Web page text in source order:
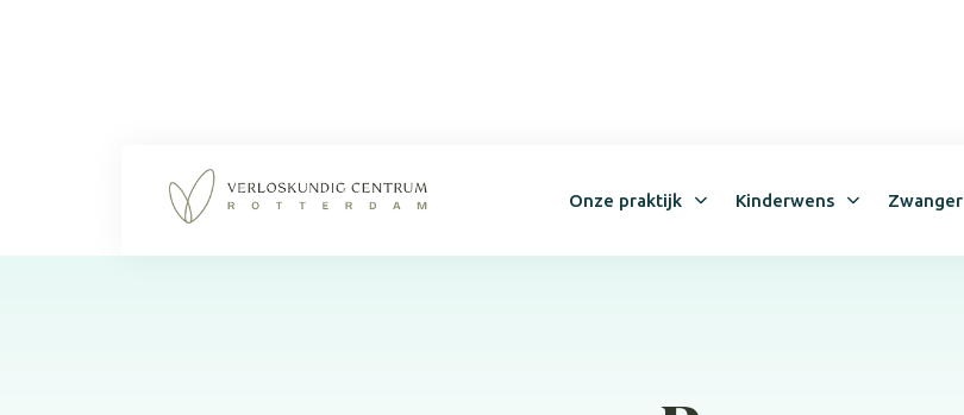
Onze praktijk Kinderwens Zwanger